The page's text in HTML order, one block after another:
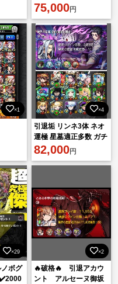
550↑｜ガチャ限805↑｜
限定236↑｜ガチャ限運
極
75,000円
×1 ×4
引退垢 リンネ3体 ネオ
運極 星墓適正多数 ガチ
ャ限運極4体
82,000円
×29
ノボグ
×2
🔥破格🔥 引退アカウ
ント アルセーヌ御坂